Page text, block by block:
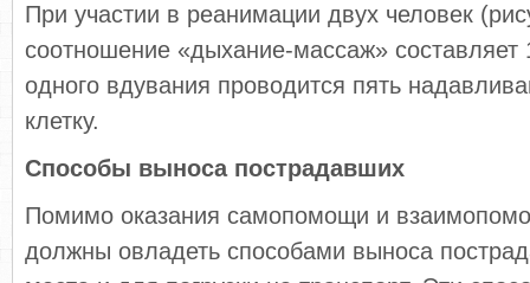
При участии в реанимации двух человек
соотношение «дыхание-массаж» составляет
одного вдувания проводится пять
клетку.
Способы выноса пострадавших
Помимо оказания самопомощи и
должны овладеть способами выноса